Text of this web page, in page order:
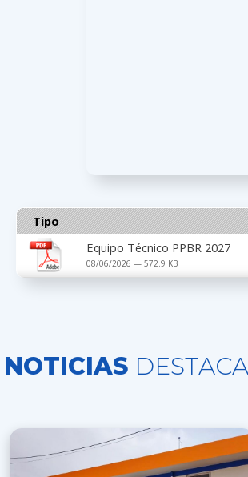
Tipo
Equipo Técnico PPBR 2027
08/06/2026 — 572.9 KB
NOTICIAS